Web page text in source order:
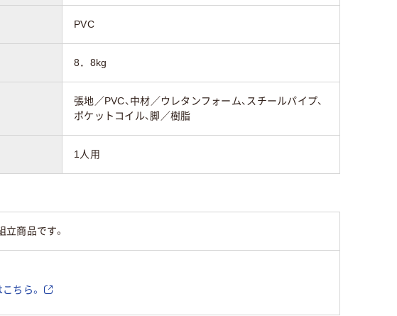
PVC
8．8kg
張地／PVC、中材／ウレタンフォーム、スチールパイプ、
ポケットコイル、脚／樹脂
1人用
商品です。
ちら。